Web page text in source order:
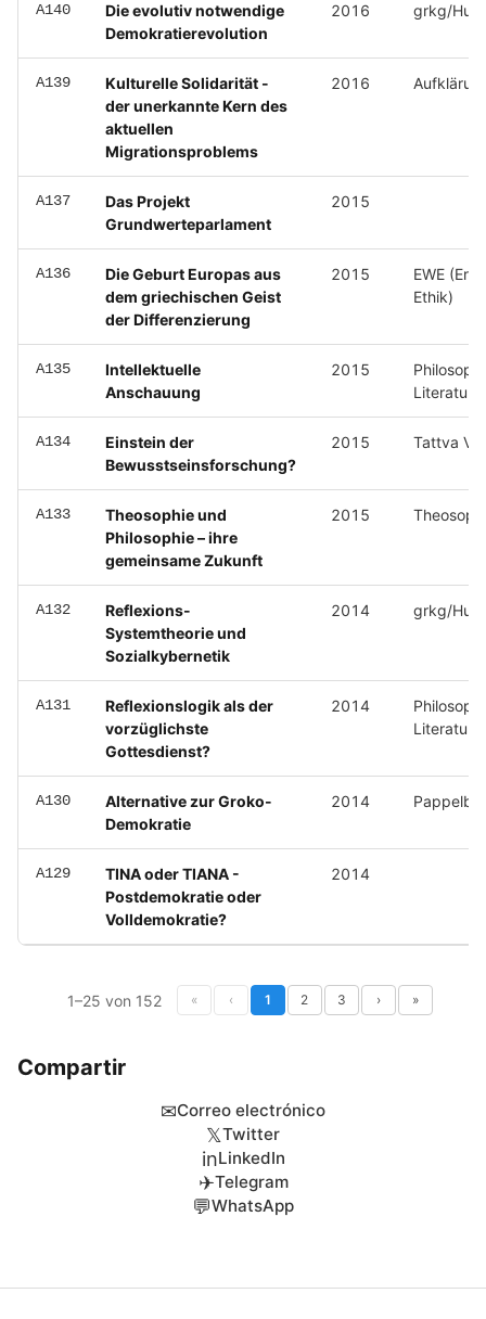
A140
Die evolutiv notwendige
Demokratierevolution
2016 grkg/
A139
Kulturelle Solidarität -
der unerkannte Kern des
aktuellen
Migrationsproblems
2016
A137
Das Projekt
Grundwerteparlament
2015
A136
Die Geburt Europas aus
dem griechischen Geist
der Differenzierung
2015
EWE
Ethik)
A135
Intellektuelle
Anschauung
2015
A134
Einstein der
Bewusstseinsforschung?
2015 Tattva
A133
Theosophie und
Philosophie – ihre
gemeinsame Zukunft
2015
A132
Reflexions-
Systemtheorie und
Sozialkybernetik
2014 grkg/
A131
Reflexionslogik als der
vorzüglichste
Gottesdienst?
2014
A130
Alternative zur Groko-
Demokratie
2014
A129
TINA oder TIANA -
Postdemokratie oder
Volldemokratie?
2014
1–25 von 152 « ‹ 1 2 3 › »
Compartir
✉Correo electrónico
𝕏Twitter
inLinkedIn
✈Telegram
💬WhatsApp